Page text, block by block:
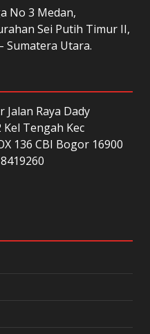
No 3 Medan,
Sei Putih Timur II,
Sumatera Utara.
Raya Dady
Kel Tengah Kec
136 CBI Bogor 16900